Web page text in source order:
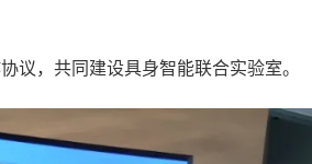
，共同建设具身智能联合实验室。